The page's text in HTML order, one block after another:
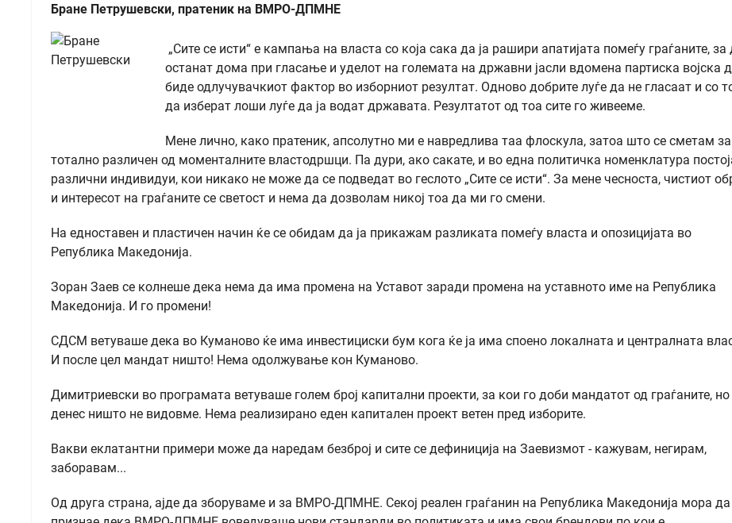
Бране Петрушевски, пратеник на ВМРО-ДПМНЕ
„Сите се исти“ е кампања на власта со која сака да ја рашири апатијата помеѓу граѓаните, за
останат дома при гласање и уделот на големата на државни јасли вдомена партиска војска
биде одлучувачкиот фактор во изборниот резултат. Одново добрите луѓе да не гласаат и со
да изберат лоши луѓе да ја водат државата. Резултатот од тоа сите го живееме.
Мене лично, како пратеник, апсолутно ми е навредлива таа флоскула, затоа што се сметам за
тотално различен од моменталните властодршци. Па дури, ако сакате, и во една политичка номенклатура
различни индивидуи, кои никако не може да се подведат во геслото „Сите се исти“. За мене чесноста, чистиот
и интересот на граѓаните се светост и нема да дозволам никој тоа да ми го смени.
На едноставен и пластичен начин ќе се обидам да ја прикажам разликата помеѓу власта и опозицијата во
Република Македонија.
Зоран Заев се колнеше дека нема да има промена на Уставот заради промена на уставното име на Република
Македонија. И го промени!
СДСМ ветуваше дека во Куманово ќе има инвестициски бум кога ќе ја има споено локалната и централната
И после цел мандат ништо! Нема одолжување кон Куманово.
Димитриевски во програмата ветуваше голем број капитални проекти, за кои го доби мандатот од граѓаните,
денес ништо не видовме. Нема реализирано еден капитален проект ветен пред изборите.
Вакви еклатантни примери може да наредам безброј и сите се дефиниција на Заевизмот - кажувам, негирам,
заборавам...
Од друга страна, ајде да зборуваме и за ВМРО-ДПМНЕ. Секој реален граѓанин на Република Македонија мора да